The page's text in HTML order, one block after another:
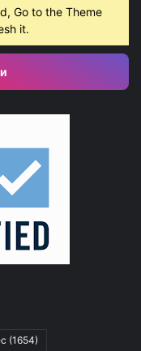
Go to the Theme
it.
(1654)